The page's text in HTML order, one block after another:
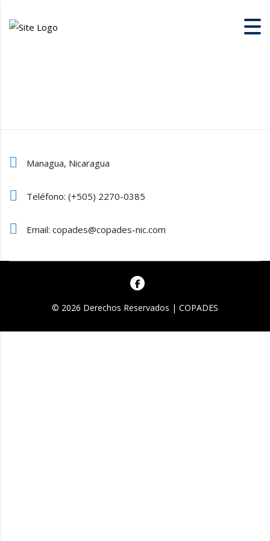
Managua, Nicaragua
Teléfono: (+505) 2270-0385
Email: copades@copades-nic.com
© 2026 Derechos Reservados | COPADES